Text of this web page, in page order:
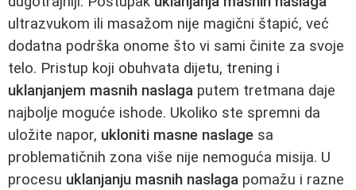
ultrazvukom ili masažom nije magični štapić, već
dodatna podrška onome što vi sami činite za svoje
telo. Pristup koji obuhvata dijetu, trening i
uklanjanjem masnih naslaga putem tretmana daje
najbolje moguće ishode. Ukoliko ste spremni da
uložite napor, ukloniti masne naslage sa
problematičnih zona više nije nemoguća misija. U
procesu uklanjanju masnih naslaga pomažu i razne